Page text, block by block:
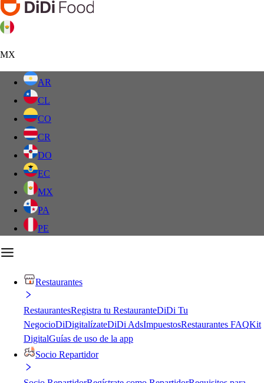
MX
AR
CL
CO
CR
DO
EC
MX
PA
PE
Restaurantes
RestaurantesRegistra tu RestauranteDiDi Tu
NegocioDiDigitalízateDiDi AdsImpuestosRestaurantes FAQKit
DigitalGuías de uso de la app
Socio Repartidor